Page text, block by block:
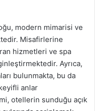
modern mimarisi ve
Misafirlerine
hizmetleri ve spa
Ayrıca,
bulunmakta, bu da
anlar
otellerin sunduğu açık